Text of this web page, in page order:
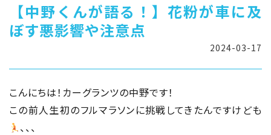
【中野くんが語る！】花粉が車に及
ぼす悪影響や注意点
2024-03-17
こんにちは！カーグランツの中野です！
この前人生初のフルマラソンに挑戦してきたんですけども
、、、